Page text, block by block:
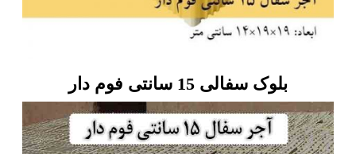
بلوک سفالی 15 سانتی فوم دار